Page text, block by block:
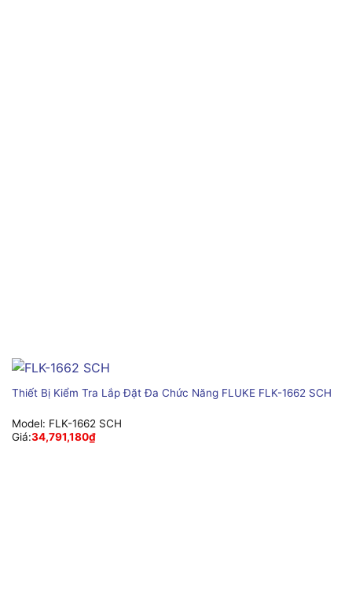
Thiết Bị Kiểm Tra Lắp Đặt Đa Chức Năng FLUKE FLK-1662 SCH
Model: FLK-1662 SCH
Giá:34,791,180₫